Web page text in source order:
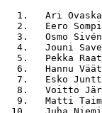
1.   Ari
2.   Eero
3.   Osmo
4.   Jouni
5.   Pekka
6.   Hannu
7.   Esko
8.   Voitto
9.   Matti